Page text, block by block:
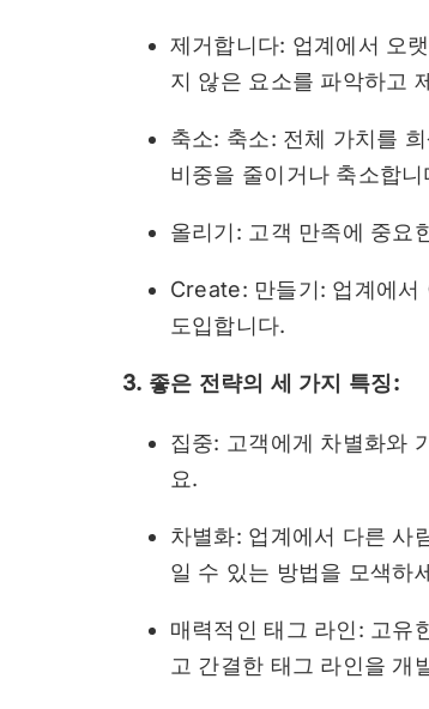
제거합니다: 업계에서 오
지 않은 요소를 파악하고
축소: 축소: 전체 가치를
비중을 줄이거나 축소합니
올리기: 고객 만족에 중요
Create: 만들기: 업계에서
도입합니다.
3. 좋은 전략의 세 가지 특징:
집중: 고객에게 차별화와
요.
차별화: 업계에서 다른 사
일 수 있는 방법을 모색하
매력적인 태그 라인: 고유
고 간결한 태그 라인을 개